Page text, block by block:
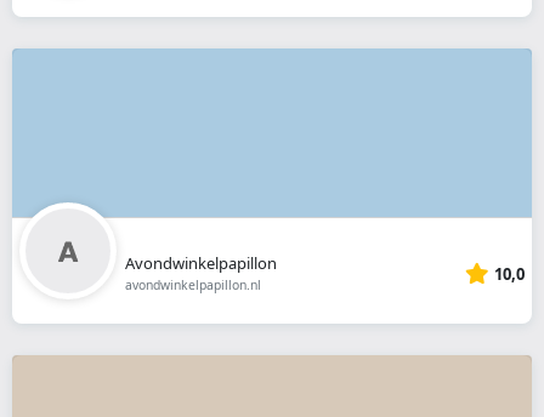
Avondwinkelpapillon
avondwinkelpapillon.nl 10,0